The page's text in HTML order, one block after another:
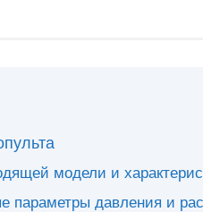
модели и
параметры давления и